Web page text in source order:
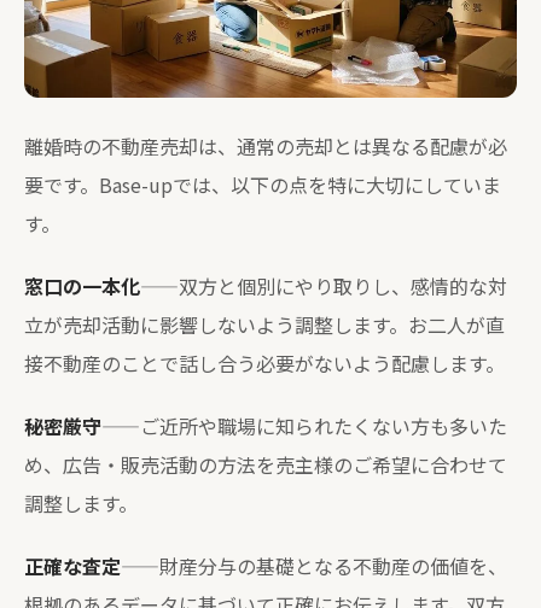
離婚時の不動産売却は、通常の売却とは異なる配慮が必
要です。Base-upでは、以下の点を特に大切にしていま
す。
窓口の一本化——双方と個別にやり取りし、感情的な対
立が売却活動に影響しないよう調整します。お二人が直
接不動産のことで話し合う必要がないよう配慮します。
秘密厳守——ご近所や職場に知られたくない方も多いた
め、広告・販売活動の方法を売主様のご希望に合わせて
調整します。
正確な査定——財産分与の基礎となる不動産の価値を、